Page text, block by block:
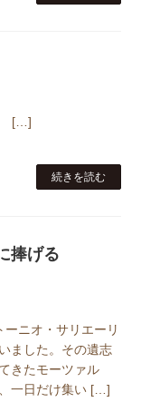
[…]
続きを読む
捧げる
ニオ・サリエーリ
ました。その遺志
きたモーツァル
一日だけ集い […]